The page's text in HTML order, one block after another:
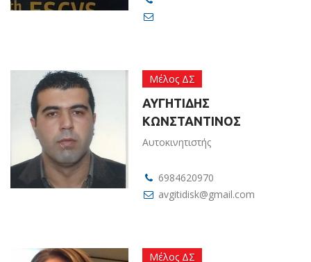
Μέλος ΔΣ
ΑΥΓΗΤΙΔΗΣ
ΚΩΝΣΤΑΝΤΙΝΟΣ
Αυτοκινητιστής
6984620970
avgitidisk@gmail.com
Μέλος ΔΣ